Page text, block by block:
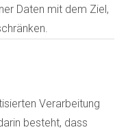
Daten mit dem Ziel,
Verarbeitung
besteht, dass